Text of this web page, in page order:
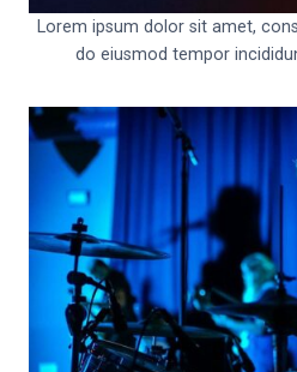
Lorem ipsum dolor sit amet,
do eiusmod tempor